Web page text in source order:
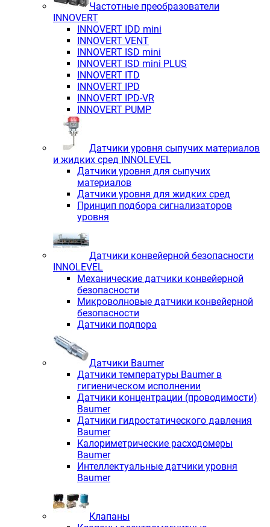
Частотные преобразователи
INNOVERT
INNOVERT IDD mini
INNOVERT VENT
INNOVERT ISD mini
INNOVERT ISD mini PLUS
INNOVERT ITD
INNOVERT IРD
INNOVERT IРD-VR
INNOVERT PUMP
Датчики уровня сыпучих материалов
и жидких сред INNOLEVEL
Датчики уровня для сыпучих
материалов
Датчики уровня для жидких сред
Принцип подбора сигнализаторов
уровня
Датчики конвейерной безопасности
INNOLEVEL
Механические датчики конвейерной
безопасности
Микроволновые датчики конвейерной
безопасности
Датчики подпора
Датчики Baumer
Датчики температуры Baumer в
гигиеническом исполнении
Датчики концентрации (проводимости)
Baumer
Датчики гидростатического давления
Baumer
Калориметрические расходомеры
Baumer
Интеллектуальные датчики уровня
Baumer
Клапаны